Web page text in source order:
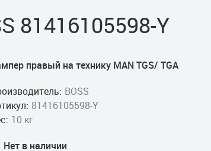
81416105598-Y
правый на технику MAN TGS/ TGA
BOSS
81416105598-Y
10 кг
Нет в наличии